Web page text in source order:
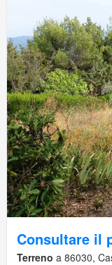
Consultare il
Terreno a 86030,